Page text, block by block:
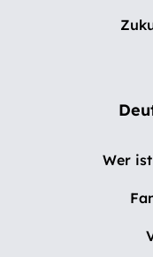
Wer